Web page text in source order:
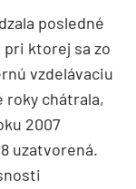
posledné
ktorej sa zo
vzdelávaciu
roky chátrala,
2007
uzatvorená.